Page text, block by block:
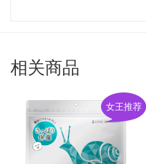
相关商品
女王推荐